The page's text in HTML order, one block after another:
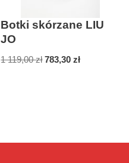
Botki skórzane LIU
JO
1 119,00zł 783,30zł